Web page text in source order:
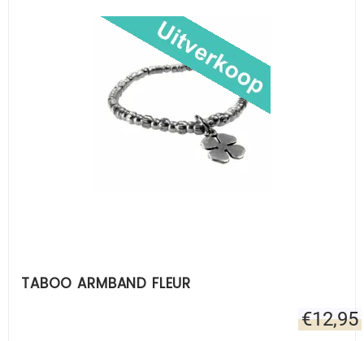
TABOO ARMBAND FLEUR
€12,95